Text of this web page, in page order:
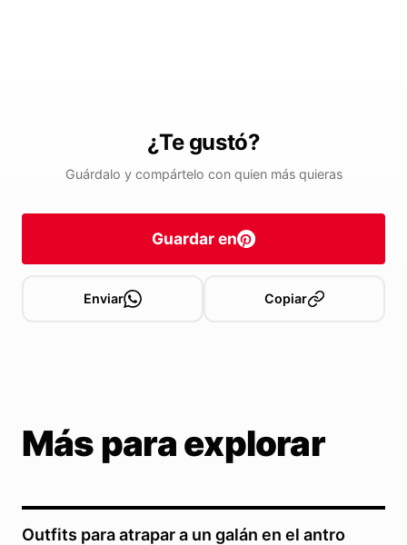
¿Te gustó?
Guárdalo y compártelo con quien más quieras
Guardar en
Enviar Copiar
Más para explorar
Outfits para atrapar a un galán en el antro